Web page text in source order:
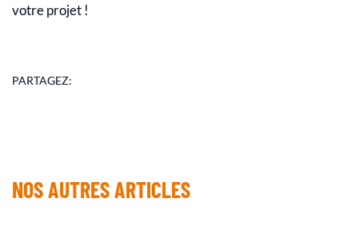
votre projet !
PARTAGEZ:
NOS AUTRES ARTICLES